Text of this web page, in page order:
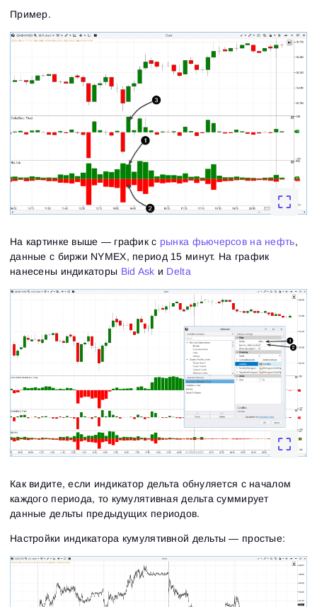
Пример.
На картинке выше — график с рынка фьючерсов на нефть,
данные с биржи NYMEX, период 15 минут. На график
нанесены индикаторы Bid Ask и Delta
Как видите, если индикатор дельта обнуляется с началом
каждого периода, то кумулятивная дельта суммирует
данные дельты предыдущих периодов.
Настройки индикатора кумулятивной дельты — простые: